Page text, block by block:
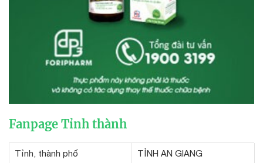
Fanpage Tỉnh thành
Tỉnh, thành phố TỈNH AN GIANG